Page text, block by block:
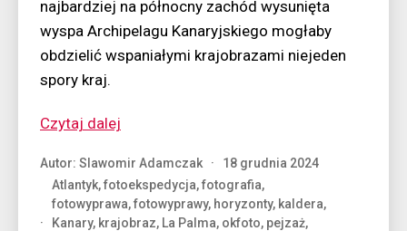
najbardziej na północny zachód wysunięta
wyspa Archipelagu Kanaryjskiego mogłaby
obdzielić wspaniałymi krajobrazami niejeden
spory kraj.
Czytaj dalej
–
wyspa
różnorodności”
Autor: Slawomir Adamczak
18 grudnia 2024
Atlantyk,fotoekspedycja,fotografia,
fotowyprawa,fotowyprawy, horyzonty, kaldera,
Kanary, krajobraz, La Palma, okfoto, pejzaż,